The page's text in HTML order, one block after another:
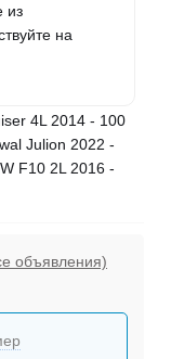
из
на
4L 2014 - 100
Julion 2022 -
F10 2L 2016 -
объявления)